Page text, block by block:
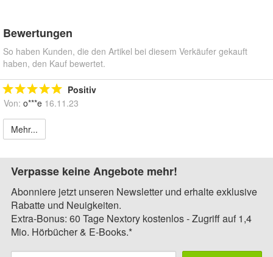
Bewertungen
So haben Kunden, die den Artikel bei diesem Verkäufer gekauft
haben, den Kauf bewertet.
Positiv
Von: o***e 16.11.23
Mehr...
Verpasse keine Angebote mehr!
Abonniere jetzt unseren Newsletter und erhalte exklusive
Rabatte und Neuigkeiten.
Extra-Bonus: 60 Tage Nextory kostenlos - Zugriff auf 1,4
Mio. Hörbücher & E-Books.*